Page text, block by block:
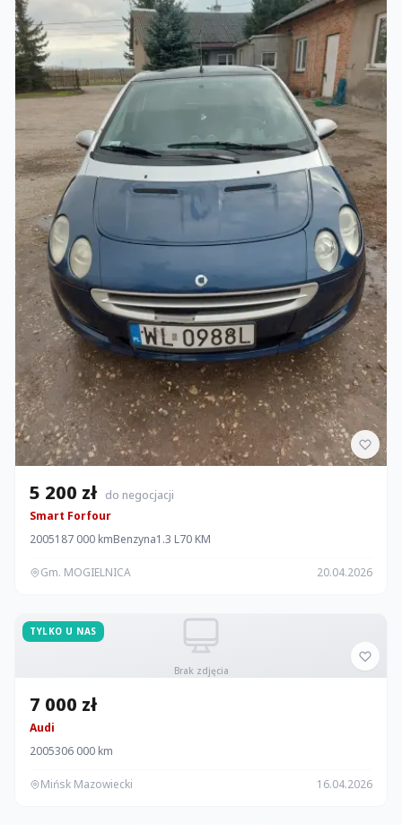
5 200 zł do negocjacji
Smart Forfour
2005187 000 kmBenzyna1.3 L70 KM
Gm. MOGIELNICA 20.04.2026
Brak zdjęcia
TYLKO U NAS
7 000 zł
Audi
2005306 000 km
Mińsk Mazowiecki 16.04.2026